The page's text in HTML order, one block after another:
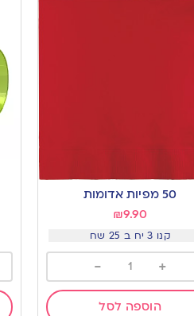
50 מפיות אדומות
₪9.90
קנו 3 יח ב 25 שח
+
-
הוספה לסל